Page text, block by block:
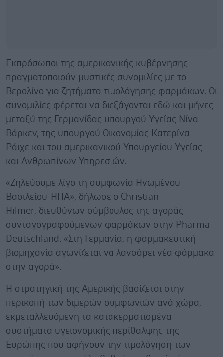
Εκπρόσωποι της αμερικανικής κυβέρνησης
πραγματοποιούν μυστικές συνομιλίες με το
Βερολίνο για ζητήματα τιμολόγησης φαρμάκων. Οι
συνομιλίες φέρεται να διεξάγονται εδώ και μήνες
μεταξύ της Γερμανίδας υπουργού Υγείας Νίνα
Βάρκεν, της υπουργού Οικονομίας Κατερίνα
Ράιχε και του αμερικανικού Υπουργείου Υγείας
και Ανθρωπίνων Υπηρεσιών.
«Ζηλεύουμε λίγο τη συμφωνία Ηνωμένου
Βασιλείου-ΗΠΑ», δήλωσε ο Christian
Hilmer, διευθύνων σύμβουλος της αγοράς
συνταγογραφούμενων φαρμάκων στην Pharma
Deutschland. «Στη Γερμανία, η φαρμακευτική
βιομηχανία αγωνίζεται να λανσάρει νέα φάρμακα
στην αγορά».
Η στρατηγική της Αμερικής βασίζεται στην
περικοπή των διμερών συμφωνιών ανά χώρα,
εκμεταλλευόμενη τα κατακερματισμένα
συστήματα υγειονομικής περίθαλψης της
Ευρώπης που αφήνουν την τιμολόγηση των